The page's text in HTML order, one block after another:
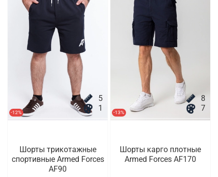
-12%
5
1
Шорты трикотажные
спортивные Armed Forces
AF90
-13%
8
7
Шорты карго плотные
Armed Forces AF170